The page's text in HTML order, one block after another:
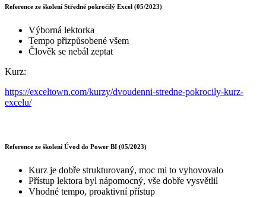
Reference ze školení Středně pokročilý Excel (05/2023)
Výborná lektorka
Tempo přizpůsobené všem
Člověk se nebál zeptat
Kurz:
https://exceltown.com/kurzy/dvoudenni-stredne-pokrocily-kurz-
excelu/
Reference ze školení Úvod do Power BI (05/2023)
Kurz je dobře strukturovaný, moc mi to vyhovovalo
Přístup lektora byl nápomocný, vše dobře vysvětlil
Vhodné tempo, proaktivní přístup